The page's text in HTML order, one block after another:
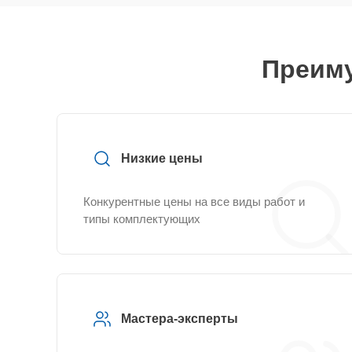
Низкие цены
Конкурентные цены на все виды работ и
типы комплектующих
Мастера-эксперты